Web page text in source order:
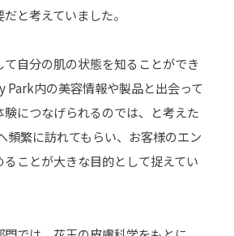
と考えていました。
自分の肌の状態を知ることができ
Park内の美容情報や製品と出会って
験につなげられるのでは、と考えた
頻繁に訪れてもらい、お客様のエン
ことが大きな目的として捉えてい